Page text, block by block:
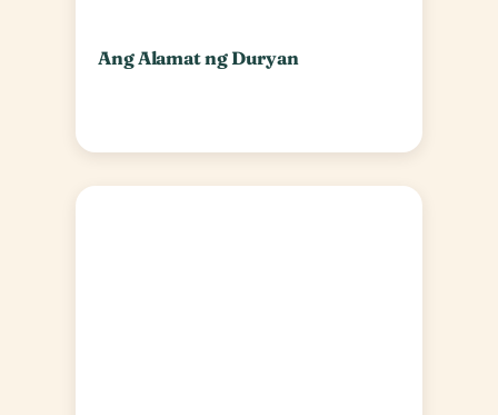
Ang Alamat ng Duryan